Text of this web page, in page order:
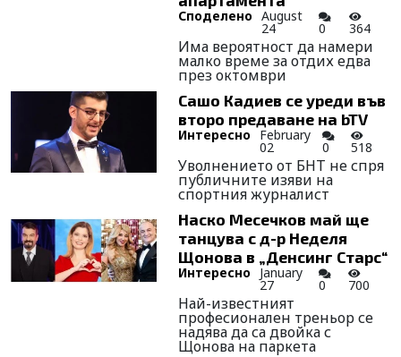
Споделено August
24 0 364
Има вероятност да намери
малко време за отдих едва
през октомври
Сашо Кадиев се уреди във
второ предаване на bTV
Интересно February
02 0 518
Уволнението от БНТ не спря
публичните изяви на
спортния журналист
Наско Месечков май ще
танцува с д-р Неделя
Щонова в „Денсинг Старс“
Интересно January
27 0 700
Най-известният
професионален треньор се
надява да са двойка с
Щонова на паркета